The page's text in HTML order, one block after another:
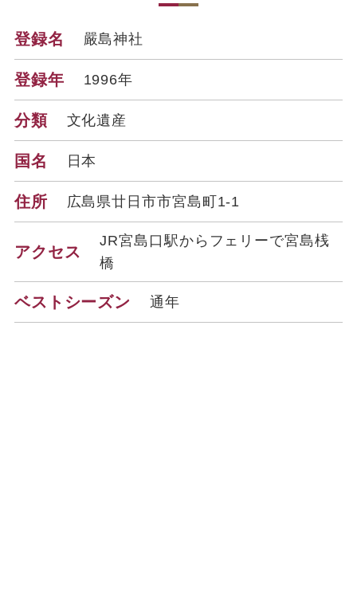
登録名 嚴島神社
登録年 1996年
分類 文化遺産
国名 日本
住所 広島県廿日市市宮島町1-1
アクセス
JR宮島口駅からフェリーで宮島桟
橋
ベストシーズン 通年